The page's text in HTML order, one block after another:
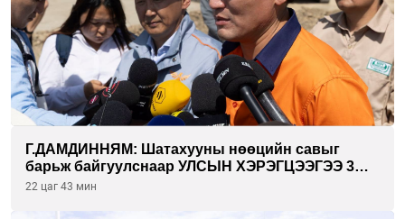
Г.ДАМДИННЯМ: Шатахууны нөөцийн савыг
барьж байгуулснаар УЛСЫН ХЭРЭГЦЭЭГЭЭ 3
САРААР НӨӨЦЛӨДӨГ болно
22 цаг 43 мин